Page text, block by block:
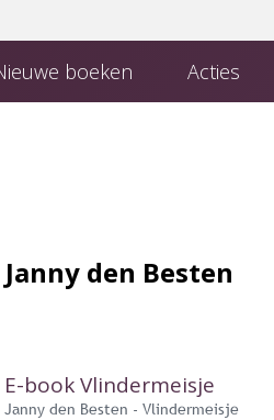
boeken Acties
Janny den Besten
E-book Vlindermeisje
Janny den Besten - Vlindermeisje